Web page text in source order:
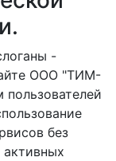
-
ООО "ТИМ-
без